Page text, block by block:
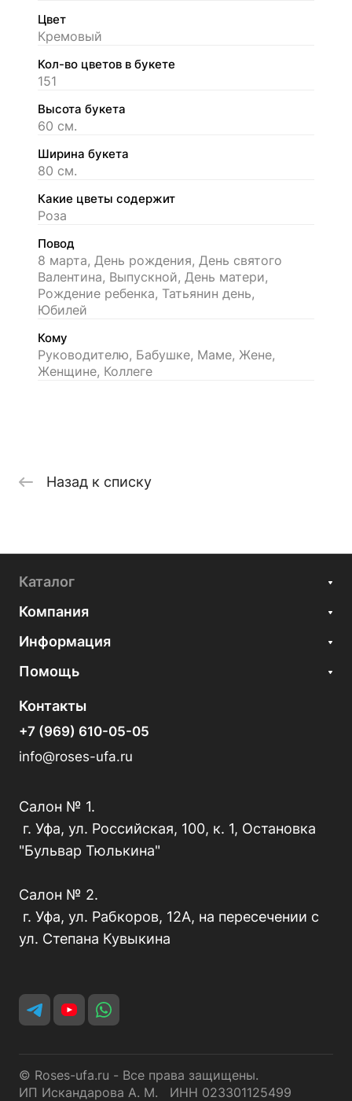
Цвет
Кремовый
Кол-во цветов в букете
151
Высота букета
60 см.
Ширина букета
80 см.
Какие цветы содержит
Роза
Повод
8 марта, День рождения, День святого
Валентина, Выпускной, День матери,
Рождение ребенка, Татьянин день,
Юбилей
Кому
Руководителю, Бабушке, Маме, Жене,
Женщине, Коллеге
Назад к списку
Каталог
Компания
Информация
Помощь
Контакты
+7 (969) 610-05-05
info@roses-ufa.ru
Салон № 1.
г. Уфа, ул. Российская, 100, к. 1, Остановка
"Бульвар Тюлькина"
Салон № 2.
г. Уфа, ул. Рабкоров, 12А, на пересечении с
ул. Степана Кувыкина
© Roses-ufa.ru - Все права защищены.
ИП Искандарова А. М. ИНН 023301125499